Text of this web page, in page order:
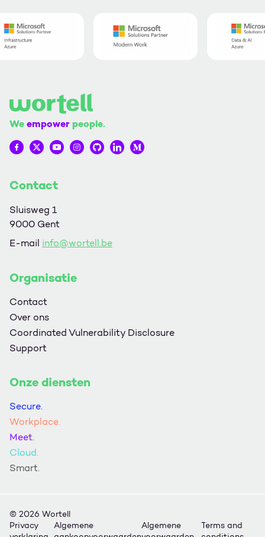
Weempower people.
Wortell op Facebook
Wortell op Twitter
Wortell op YouTube
Wortell op Instagram
Wortell op Github
Wortell op LinkedIn
Wortell op Medium
Contact
Sluisweg 1
9000 Gent
E-mail info@wortell.be
Organisatie
Contact
Over ons
Coordinated Vulnerability Disclosure
Support
Onze diensten
Secure.
Workplace.
Meet.
Cloud.
Smart.
© 2026 Wortell
Privacy
Algemene
Algemene
Terms and